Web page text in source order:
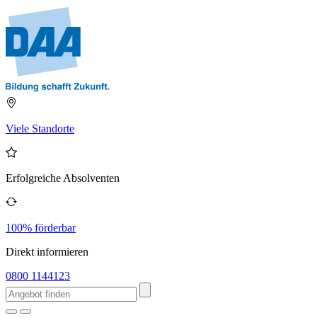
Viele Standorte
Erfolgreiche Absolventen
100% förderbar
Direkt informieren
0800 1144123